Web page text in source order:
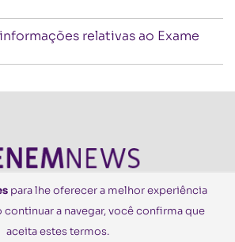
relativas ao Exame
os Direitos Reservados
para lhe oferecer a melhor experiência
continuar a navegar, você confirma que
aceita estes termos.